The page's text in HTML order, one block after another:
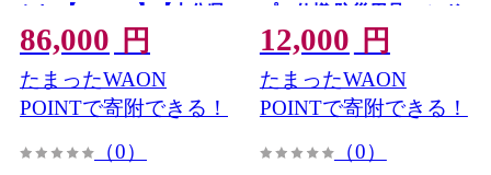
とし 【optk005】【大分県
畜産公社】
86,000 円
たまったWAON
POINTで寄附できる！
（0）
プロ仕様 防災用品 ハンド
スプレー【opcb003】【キ
ン・ダイ】
12,000 円
たまったWAON
POINTで寄附できる！
（0）